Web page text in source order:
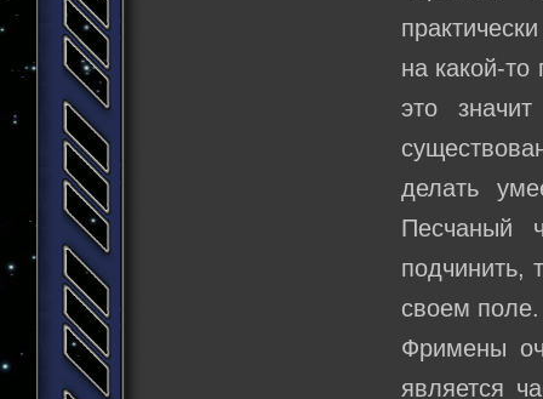
на какой-то
это
делать
Песчаный
подчинить,
своем поле.
Фримены
является